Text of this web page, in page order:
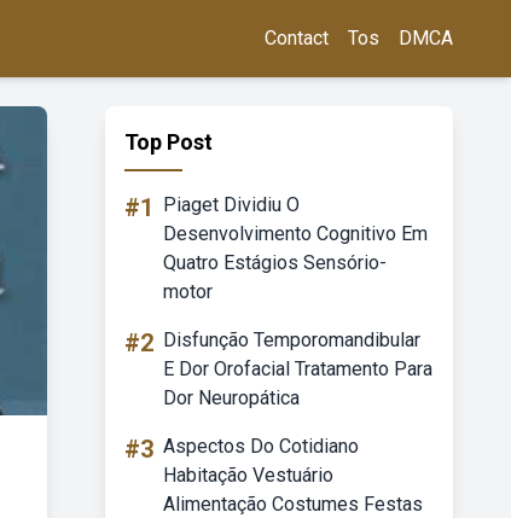
Contact Tos DMCA
Top Post
#1
Piaget Dividiu O
Desenvolvimento Cognitivo Em
Quatro Estágios Sensório-
motor
#2 Disfunção Temporomandibular
E Dor Orofacial Tratamento Para
Dor Neuropática
#3 Aspectos Do Cotidiano
Habitação Vestuário
Alimentação Costumes Festas